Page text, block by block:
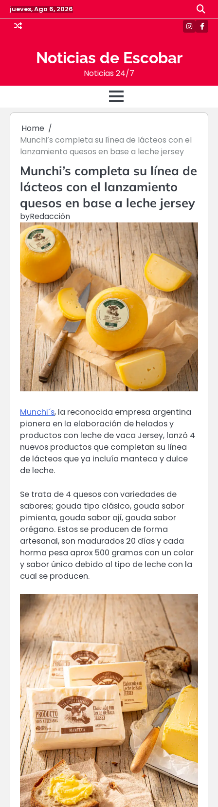
Skip
to
content
jueves, Ago 6, 2026
Noticias de Escobar
Noticias 24/7
Home
Munchi’s completa su línea de lácteos con el
lanzamiento quesos en base a leche jersey
Munchi’s completa su línea de
lácteos con el lanzamiento
quesos en base a leche jersey
byRedacción
Munchi´s, la reconocida empresa argentina
pionera en la elaboración de helados y
productos con leche de vaca Jersey, lanzó 4
nuevos productos que completan su línea
de lácteos que ya incluía manteca y dulce
de leche.
Se trata de 4 quesos con variedades de
sabores; gouda tipo clásico, gouda sabor
pimienta, gouda sabor ají, gouda sabor
orégano. Estos se producen de forma
artesanal, son madurados 20 días y cada
horma pesa aprox 500 gramos con un color
y sabor único debido al tipo de leche con la
cual se producen.